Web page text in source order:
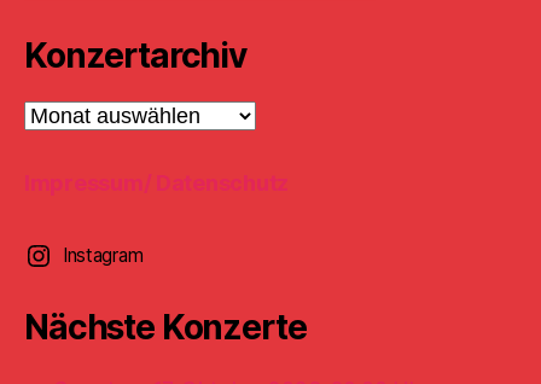
Konzertarchiv
Konzertarchiv
Impressum/ Datenschutz
Instagram
Nächste Konzerte